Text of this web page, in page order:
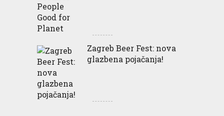
Zagreb Beer Fest: nova
glazbena pojačanja!